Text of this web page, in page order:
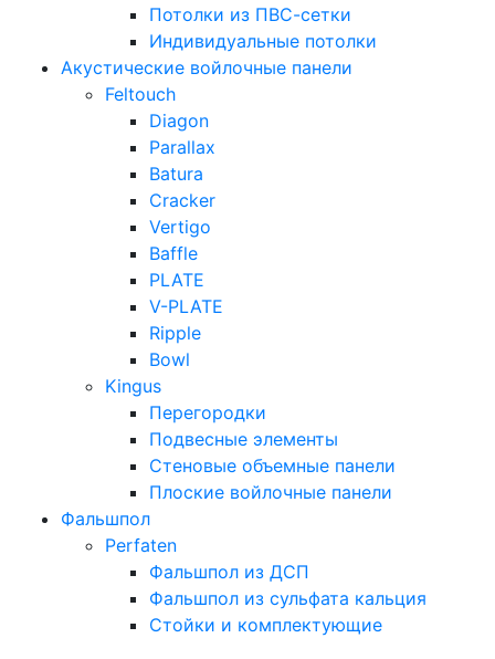
Потолки из ПВС-сетки
Индивидуальные потолки
Акустические войлочные панели
Feltouch
Diagon
Parallax
Batura
Cracker
Vertigo
Baffle
PLATE
V-PLATE
Ripple
Bowl
Kingus
Перегородки
Подвесные элементы
Стеновые объемные панели
Плоские войлочные панели
Фальшпол
Perfaten
Фальшпол из ДСП
Фальшпол из сульфата кальция
Стойки и комплектующие